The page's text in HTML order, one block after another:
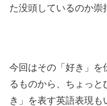
た没頭しているのか
今回はその「好き」を
るものから、ちょっ
き」を表す英語表現も